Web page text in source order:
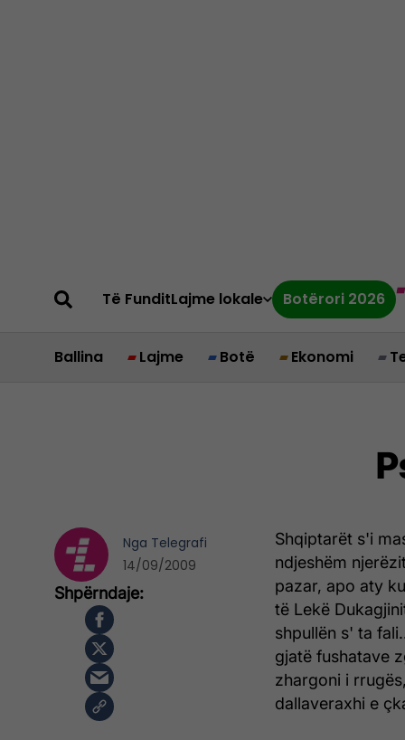
Të FunditLajme lokale Botërori 2026
Ballina Lajme Botë Ekonomi
Shqiptarët s'i
ndjeshëm
pazar, apo aty
të Lekë
shpullën s' ta
gjatë fushatave
zhargoni i
dallaveraxhi e
Nga Telegrafi
14/09/2009